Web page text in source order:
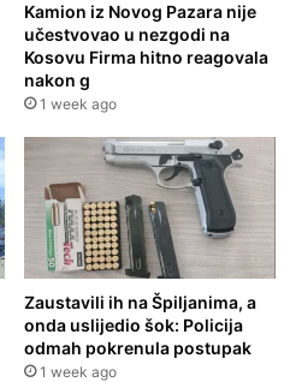
Kamion iz Novog Pazara nije
učestvovao u nezgodi na
Kosovu Firma hitno reagovala
nakon g
1 week ago
Zaustavili ih na Špiljanima, a
onda uslijedio šok: Policija
odmah pokrenula postupak
1 week ago